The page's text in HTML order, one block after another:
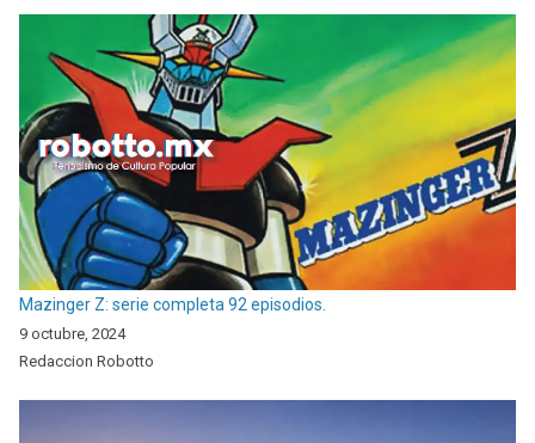
Mazinger Z: serie completa 92 episodios.
9 octubre, 2024
Redaccion Robotto